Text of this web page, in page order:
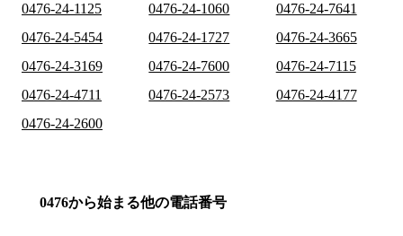
0476-24-1125
0476-24-1060
0476-24-7641
0476-24-5454
0476-24-1727
0476-24-3665
0476-24-3169
0476-24-7600
0476-24-7115
0476-24-4711
0476-24-2573
0476-24-4177
0476-24-2600
0476から始まる他の電話番号